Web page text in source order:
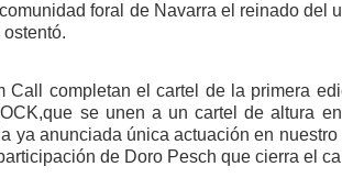
foral de Navarra el reinado del
Call completan el cartel de la primera
se unen a un cartel de altura
ya anunciada única actuación en nuestro
de Doro Pesch que cierra el